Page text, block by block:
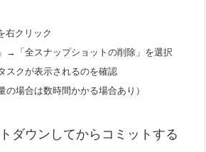
右クリック
→「全スナップショットの削除」を選択
スクが表示されるのを確認
の場合は数時間かかる場合あり）
ダウンしてからコミットする